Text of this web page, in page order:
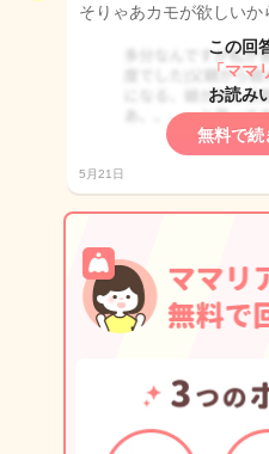
そりゃあカモが欲しいか
この回
「ママ
お読み
無料で続
5月21日